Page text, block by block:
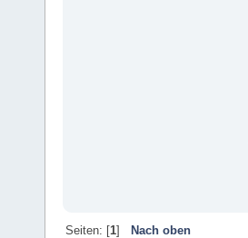
Seiten: [1] Nach oben